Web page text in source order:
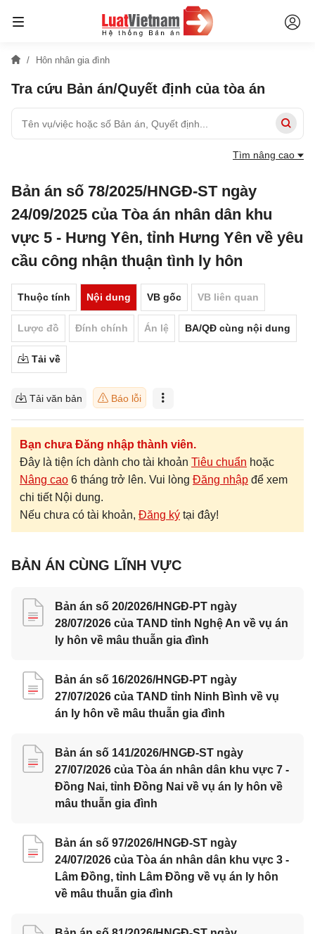
Hôn nhân gia đình
Tra cứu Bản án/Quyết định của tòa án
Tìm nâng cao
Bản án số 78/2025/HNGĐ-ST ngày
24/09/2025 của Tòa án nhân dân khu
vực 5 - Hưng Yên, tỉnh Hưng Yên về yêu
cầu công nhận thuận tình ly hôn
Thuộc tính Nội dung VB gốc VB liên quan
Lược đồ Đính chính Án lệ BA/QĐ cùng nội dung
Tải về
Tải văn bản Báo lỗi
Bạn chưa Đăng nhập thành viên.
Đây là tiện ích dành cho tài khoản Tiêu chuẩn hoặc
Nâng cao 6 tháng trở lên. Vui lòng Đăng nhập để xem
chi tiết Nội dung.
Nếu chưa có tài khoản, Đăng ký tại đây!
BẢN ÁN CÙNG LĨNH VỰC
Bản án số 20/2026/HNGĐ-PT ngày
28/07/2026 của TAND tỉnh Nghệ An về vụ án
ly hôn về mâu thuẫn gia đình
Bản án số 16/2026/HNGĐ-PT ngày
27/07/2026 của TAND tỉnh Ninh Bình về vụ
án ly hôn về mâu thuẫn gia đình
Bản án số 141/2026/HNGĐ-ST ngày
27/07/2026 của Tòa án nhân dân khu vực 7 -
Đồng Nai, tỉnh Đồng Nai về vụ án ly hôn về
mâu thuẫn gia đình
Bản án số 97/2026/HNGĐ-ST ngày
24/07/2026 của Tòa án nhân dân khu vực 3 -
Lâm Đồng, tỉnh Lâm Đồng về vụ án ly hôn
về mâu thuẫn gia đình